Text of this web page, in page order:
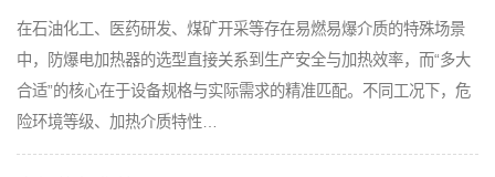
在石油化工、医药研发、煤矿开采等存在易燃易爆介质的特殊场景
中，防爆电加热器的选型直接关系到生产安全与加热效率，而“多大
合适”的核心在于设备规格与实际需求的精准匹配。不同工况下，危
险环境等级、加热介质特性…